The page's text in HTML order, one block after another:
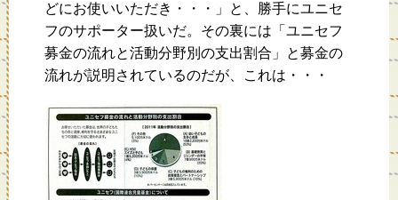
どにお使いいただき・・・」と、勝手にユニセ
フのサポーター扱いだ。その裏には「ユニセフ
募金の流れと活動分野別の支出割合」と募金の
流れが説明されているのだが、これは・・・